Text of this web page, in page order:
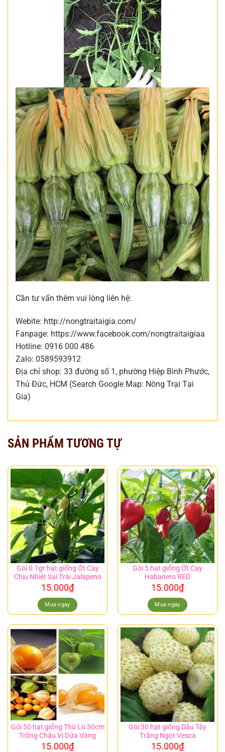
Cần tư vấn thêm vui lòng liên hệ:
Webite: http://nongtraitaigia.com/
Fanpage: https://www.facebook.com/nongtraitaigiaa
Hotline: 0916 000 486
Zalo: 0589593912
Địa chỉ shop: 33 đường số 1, phường Hiệp Bình Phước,
Thủ Đức, HCM (Search Google Map: Nông Trại Tại
Gia)
SẢN PHẨM TƯƠNG TỰ
Gói 0.1gr hạt giống Ớt Cay
Chịu Nhiệt Sai Trái Jalapeno
15.000₫
Mua ngay
Gói 5 hạt giống Ớt Cay
Habanero RED
15.000₫
Mua ngay
Gói 50 hạt giống Thù Lù 30cm
Trồng Chậu Vị Dứa Vàng
15.000₫
Gói 30 hạt giống Dâu Tây
Trắng Ngọt Vesca
15.000₫